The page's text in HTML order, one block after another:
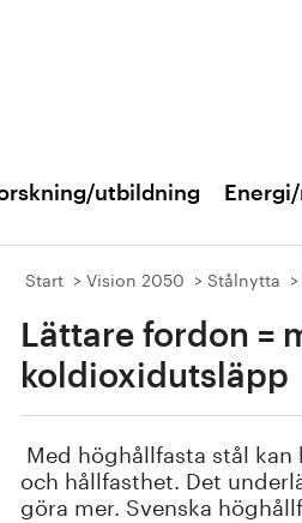
utbildning
Start Vision 2050 Stålnytta
Lättare fordon =
koldioxidutsläpp
Med höghållfasta stål
och hållfasthet. Det
göra mer. Svenska